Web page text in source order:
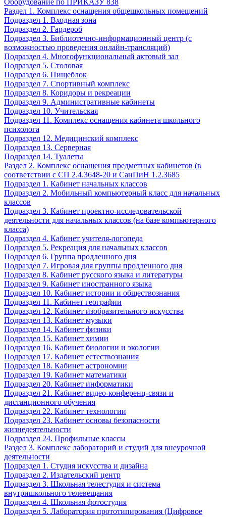
Оборудование по ПРИКАЗУ 838
Раздел 1. Комплекс оснащения общешкольных помещений
Подраздел 1. Входная зона
Подраздел 2. Гардероб
Подраздел 3. Библиотечно-информационный центр (с
возможностью проведения онлайн-трансляций)
Подраздел 4. Многофункциональный актовый зал
Подраздел 5. Столовая
Подраздел 6. Пищеблок
Подраздел 7. Спортивный комплекс
Подраздел 8. Коридоры и рекреации
Подраздел 9. Административные кабинеты
Подраздел 10. Учительская
Подраздел 11. Комплекс оснащения кабинета школьного
психолога
Подраздел 12. Медицинский комплекс
Подраздел 13. Серверная
Подраздел 14. Туалеты
Раздел 2. Комплекс оснащения предметных кабинетов (в
соответствии с СП 2.4.3648-20 и СанПиН 1.2.3685
Подраздел 1. Кабинет начальных классов
Подраздел 2. Мобильный компьютерный класс для начальных
классов
Подраздел 3. Кабинет проектно-исследовательской
деятельности для начальных классов (на базе компьютерного
класса)
Подраздел 4. Кабинет учителя-логопеда
Подраздел 5. Рекреация для начальных классов
Подраздел 6. Группа продленного дня
Подраздел 7. Игровая для группы продленного дня
Подраздел 8. Кабинет русского языка и литературы
Подраздел 9. Кабинет иностранного языка
Подраздел 10. Кабинет истории и обществознания
Подраздел 11. Кабинет географии
Подраздел 12. Кабинет изобразительного искусства
Подраздел 13. Кабинет музыки
Подраздел 14. Кабинет физики
Подраздел 15. Кабинет химии
Подраздел 16. Кабинет биологии и экологии
Подраздел 17. Кабинет естествознания
Подраздел 18. Кабинет астрономии
Подраздел 19. Кабинет математики
Подраздел 20. Кабинет информатики
Подраздел 21. Кабинет видео-конференц-связи и
дистанционного обучения
Подраздел 22. Кабинет технологии
Подраздел 23. Кабинет основы безопасности
жизнедеятельности
Подраздел 24. Профильные классы
Раздел 3. Комплекс лабораторий и студий для внеурочной
деятельности
Подраздел 1. Студия искусства и дизайна
Подраздел 2. Издательский центр
Подраздел 3. Школьная телестудия и система
внутришкольного телевещания
Подраздел 4. Школьная фотостудия
Подраздел 5. Лаборатория прототипирования (Цифровое